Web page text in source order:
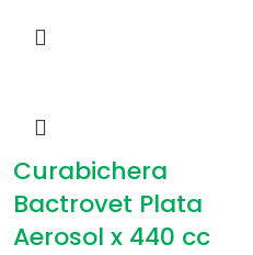
Curabichera
Bactrovet Plata
Aerosol x 440 cc